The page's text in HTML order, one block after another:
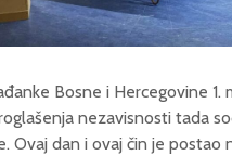
Bosne i Hercegovine
nezavisnosti tada
Ovaj dan i ovaj čin je postao